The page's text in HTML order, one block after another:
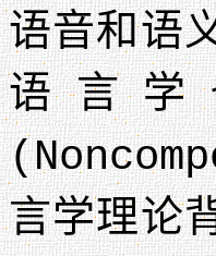
语音和语
语言
言学理论